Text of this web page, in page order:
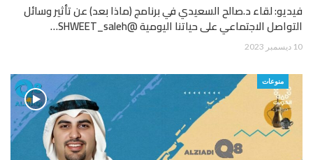
فيديو: لقاء د.صالح السعيدي في برنامج (ماذا بعد) عن تأثير وسائل
التواصل الاجتماعي على حياتنا اليومية @SHWEET_saleh…
10 ديسمبر 2023
منوعات